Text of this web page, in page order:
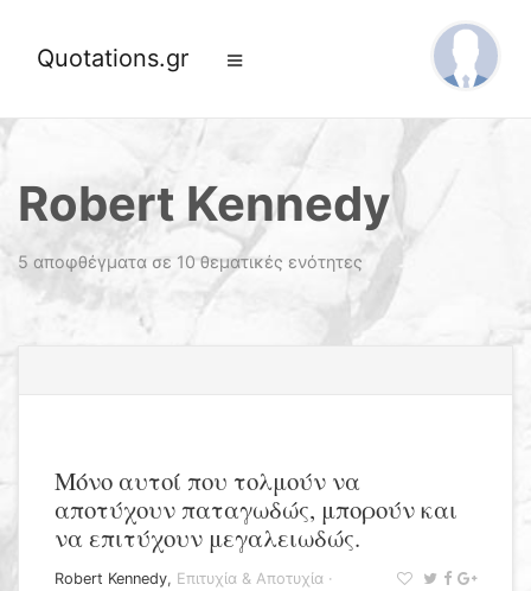
Quotations.gr
Robert Kennedy
5 αποφθέγματα σε 10 θεματικές ενότητες
Μόνο αυτοί που τολμούν να
αποτύχουν παταγωδώς, μπορούν και
να επιτύχουν μεγαλειωδώς.
Robert Kennedy, Επιτυχία & Αποτυχία ·